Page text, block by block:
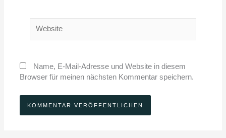
Name, E-Mail-Adresse und Website in diesem
Browser für meinen nächsten Kommentar speichern.